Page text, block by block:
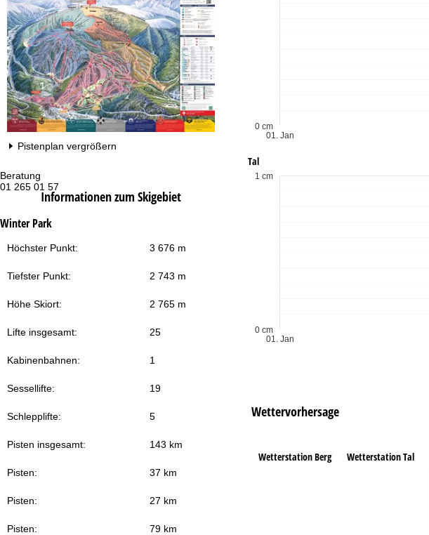
Beratung
01 265 01 57
Öffnungszeiten
Pistenplan vergrößern
Informationen zum Skigebiet
Winter Park
Höchster Punkt: 3 676 m
Tiefster Punkt: 2 743 m
Höhe Skiort: 2 765 m
Lifte insgesamt: 25
Kabinenbahnen: 1
Sessellifte: 19
Schlepplifte: 5
Pisten insgesamt: 143 km
Pisten: 37 km
Pisten: 27 km
Pisten: 79 km
01. Jan
0 cm
Tal
01. Jan
0 cm
1 cm
Wettervorhersage
Wetterstation Berg Wetterstation Tal